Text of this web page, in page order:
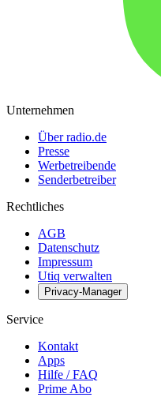
Unternehmen
Über radio.de
Presse
Werbetreibende
Senderbetreiber
Rechtliches
AGB
Datenschutz
Impressum
Utiq verwalten
Privacy-Manager
Service
Kontakt
Apps
Hilfe / FAQ
Prime Abo